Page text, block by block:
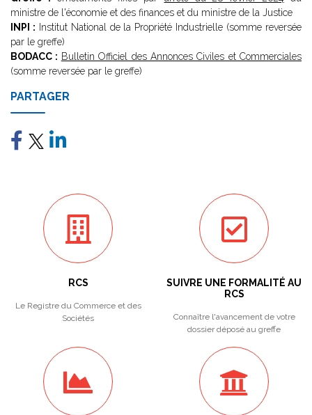
ministre de l'économie et des finances et du ministre de la Justice
INPI : Institut National de la Propriété Industrielle (somme reversée
par le greffe)
BODACC : Bulletin Officiel des Annonces Civiles et Commerciales
(somme reversée par le greffe)
PARTAGER
RCS
Le Registre du Commerce et des
Sociétés
SUIVRE UNE FORMALITÉ AU
RCS
Connaître l'avancement de votre
dossier déposé au greffe